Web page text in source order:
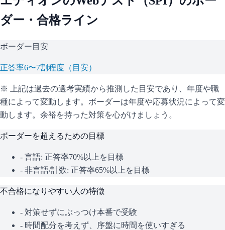
ダー・合格ライン
ボーダー目安
正答率6〜7割程度（目安）
※ 上記は過去の選考実績から推測した目安であり、年度や職
種によって変動します。 ボーダーは年度や応募状況によって変
動します。余裕を持った対策を心がけましょう。
ボーダーを超えるための目標
- 言語: 正答率70%以上を目標
- 非言語/計数: 正答率65%以上を目標
不合格になりやすい人の特徴
- 対策せずにぶっつけ本番で受験
- 時間配分を考えず、序盤に時間を使いすぎる